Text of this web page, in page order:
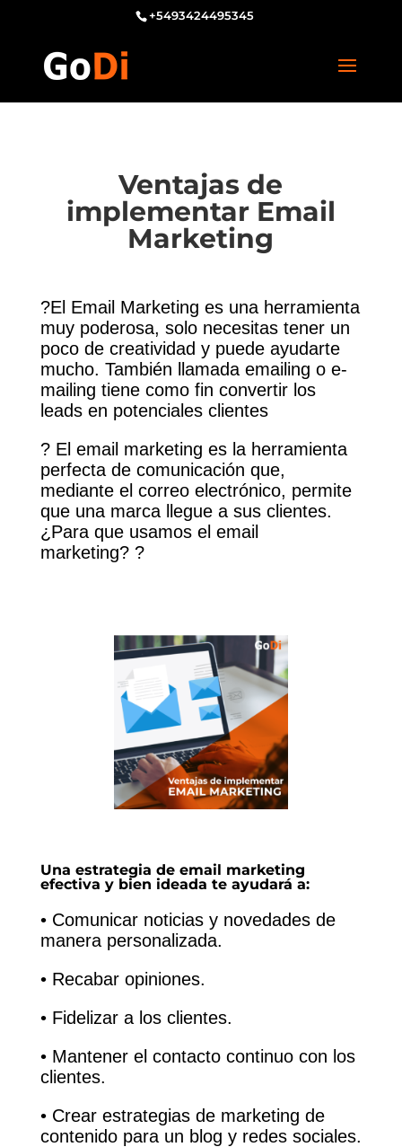
+5493424495345
Ventajas de
implementar Email
Marketing
?El Email Marketing es una herramienta
muy poderosa, solo necesitas tener un
poco de creatividad y puede ayudarte
mucho. También llamada emailing o e-
mailing tiene como fin convertir los
leads en potenciales clientes
?El email marketing es la herramienta
perfecta de comunicación que,
mediante el correo electrónico, permite
que una marca llegue a susclientes.
¿Para que usamos el email
marketing? ?
Una estrategia de email marketing
efectiva y bien ideada te ayudará a:
• Comunicar noticias y novedades de
manera personalizada.
• Recabar opiniones.
• Fidelizar a los clientes.
• Mantener el contacto continuo con los
clientes.
• Crear estrategias de marketing de
contenido para un blog y redes sociales.